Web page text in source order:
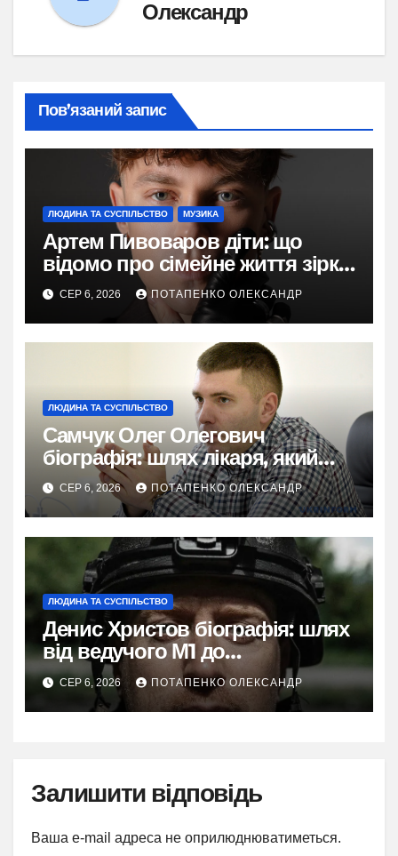
Олександр
Пов’язаний запис
ЛЮДИНА ТА СУСПІЛЬСТВО МУЗИКА
Артем Пивоваров діти: що
відомо про сімейне життя зірки
у 2026
СЕР 6, 2026 ПОТАПЕНКО ОЛЕКСАНДР
ЛЮДИНА ТА СУСПІЛЬСТВО
Самчук Олег Олегович
біографія: шлях лікаря, який
відродив трансплантологію в
Україні
СЕР 6, 2026 ПОТАПЕНКО ОЛЕКСАНДР
ЛЮДИНА ТА СУСПІЛЬСТВО
Денис Христов біографія: шлях
від ведучого М1 до
«Голландця»
СЕР 6, 2026 ПОТАПЕНКО ОЛЕКСАНДР
Залишити відповідь
Ваша e-mail адреса не оприлюднюватиметься.